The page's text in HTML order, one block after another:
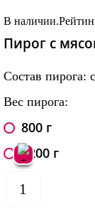
В наличии.
Пирог с
Состав пирога:
Вес пирога:
800 г
1200 г
1